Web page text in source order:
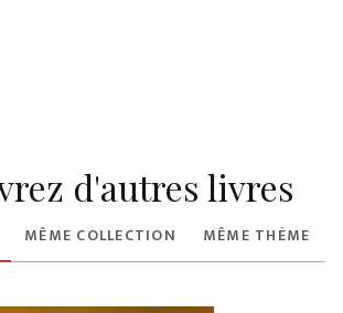
d'autres livres
MÊME COLLECTION MÊME THÈME